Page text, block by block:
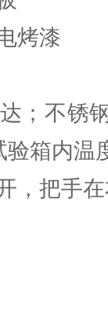
烤漆
；不锈
箱内温
，把手